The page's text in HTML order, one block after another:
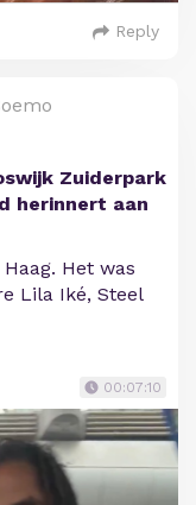
Reply
Zuiderpark
herinnert aan
Het was
Lila Iké, Steel
00:07:10